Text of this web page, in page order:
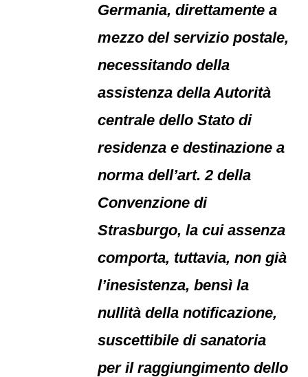
Germania, direttamente a
mezzo del servizio postale,
necessitando della
assistenza della Autorità
centrale dello Stato di
residenza e destinazione a
norma dell’art. 2 della
Convenzione di
Strasburgo, la cui assenza
comporta, tuttavia, non già
l’inesistenza, bensì la
nullità della notificazione,
suscettibile di sanatoria
per il raggiungimento dello